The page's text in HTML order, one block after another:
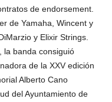
de endorsement.
de Yamaha, Wincent y
y Elixir Strings.
la banda consiguió
de la XXV edición
Alberto Cano
del Ayuntamiento de